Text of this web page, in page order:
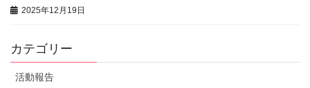
2025年12月19日
カテゴリー
活動報告